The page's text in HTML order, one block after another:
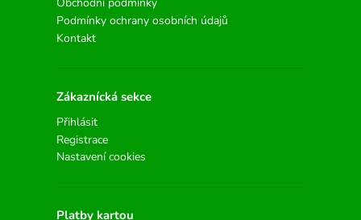
Podmínky ochrany osobních údajů
Kontakt
Zákaznícká sekce
Přihlásit
Registrace
Nastavení cookies
Platby kartou